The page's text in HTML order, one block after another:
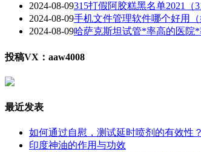
2024-08-09315打假阿胶糕黑名单2021（
2024-08-09手机文件管理软件哪个好用
2024-08-09哈萨克斯坦试管*率高的医院*
投稿VX：aaw4008
最近发表
如何通过自慰，测试延时喷剂的有效性？
印度神油的作用与功效